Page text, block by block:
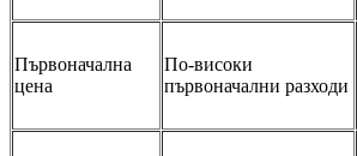
Първоначална
цена
По-високи
първоначални разходи